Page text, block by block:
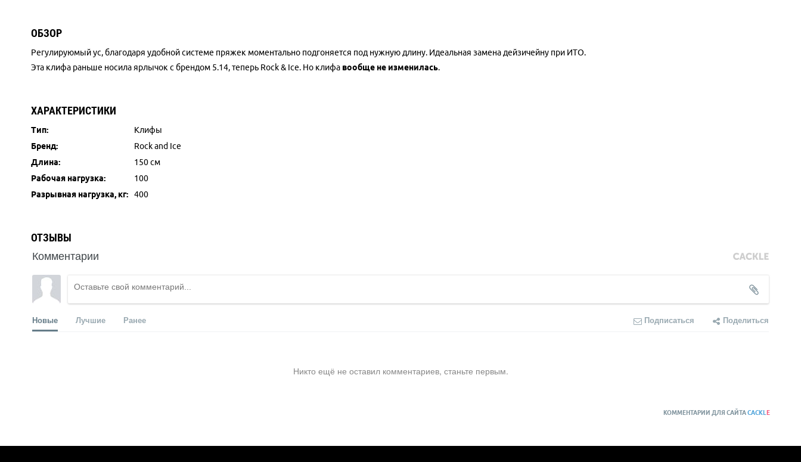
ОБЗОР
Регулируюмый ус, благодаря удобной системе пряжек моментально подгоняется под нужную длину. Идеальная замена дейзичейну при ИТО.
Эта клифа раньше носила ярлычок с брендом 5.14, теперь Rock & Ice. Но клифа вообще не изменилась.
ХАРАКТЕРИСТИКИ
Тип:
Клифы
Бренд:
Rock and Ice
Длина:
150 см
Рабочая нагрузка:
100
Разрывная нагрузка, кг:
400
ОТЗЫВЫ
Комментарии
Новые Лучшие Ранее Подписаться Поделиться
Никто ещё не оставил комментариев, станьте первым.
КОММЕНТАРИИ ДЛЯ САЙТАCACKL E